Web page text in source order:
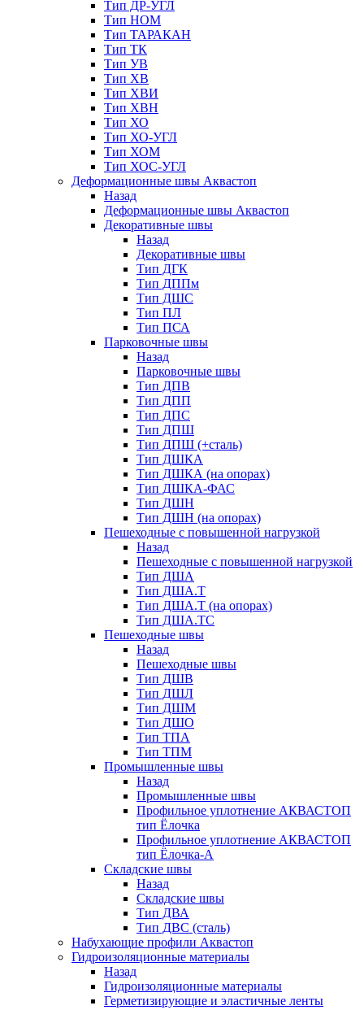
Тип ДР-УГЛ
Тип НОМ
Тип ТАРАКАН
Тип ТК
Тип УВ
Тип ХВ
Тип ХВИ
Тип ХВН
Тип ХО
Тип ХО-УГЛ
Тип ХОМ
Тип ХОС-УГЛ
Деформационные швы Аквастоп
Назад
Деформационные швы Аквастоп
Декоративные швы
Назад
Декоративные швы
Тип ДГК
Тип ДППм
Тип ДШС
Тип ПЛ
Тип ПСА
Парковочные швы
Назад
Парковочные швы
Тип ДПВ
Тип ДПП
Тип ДПС
Тип ДПШ
Тип ДПШ (+сталь)
Тип ДШКА
Тип ДШКА (на опорах)
Тип ДШКА-ФАС
Тип ДШН
Тип ДШН (на опорах)
Пешеходные с повышенной нагрузкой
Назад
Пешеходные с повышенной нагрузкой
Тип ДША
Тип ДША.Т
Тип ДША.Т (на опорах)
Тип ДША.ТС
Пешеходные швы
Назад
Пешеходные швы
Тип ДШВ
Тип ДШЛ
Тип ДШМ
Тип ДШО
Тип ТПА
Тип ТПМ
Промышленные швы
Назад
Промышленные швы
Профильное уплотнение АКВАСТОП
тип Ёлочка
Профильное уплотнение АКВАСТОП
тип Ёлочка-А
Складские швы
Назад
Складские швы
Тип ДВА
Тип ДВС (сталь)
Набухающие профили Аквастоп
Гидроизоляционные материалы
Назад
Гидроизоляционные материалы
Герметизирующие и эластичные ленты